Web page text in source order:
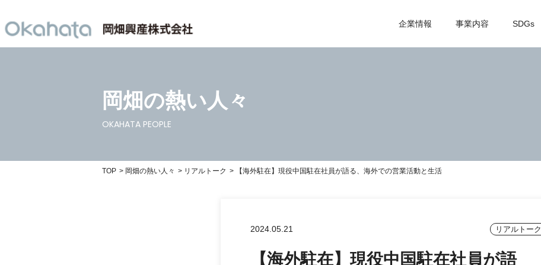
企業情報 事業内容 SDGs
岡畑の熱い人々
OKAHATA PEOPLE
TOP 岡畑の熱い人々 リアルトーク 【海外駐在】現役中国駐在社員が語る、海外での営業活動と生活
2024.05.21 リアルトーク
【海外駐在】現役中国駐在社員が語